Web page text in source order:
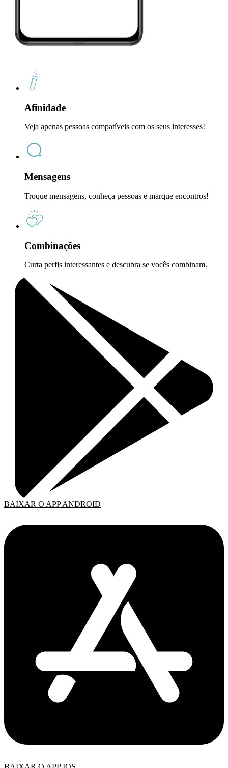
Afinidade
Veja apenas pessoas compatíveis com os seus interesses!
Mensagens
Troque mensagens, conheça pessoas e marque encontros!
Combinações
Curta perfis interessantes e descubra se vocês combinam.
BAIXAR O APP ANDROID